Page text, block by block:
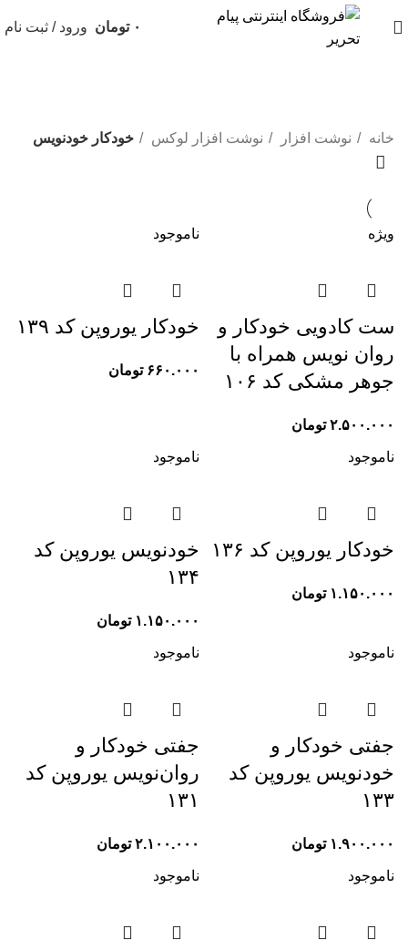
۰ تومان ورود / ثبت نام
خانه نوشت افزار نوشت افزار لوکس خودکار خودنویس
ویژه
ست کادویی خودکار و
روان‌ نویس همراه با
جوهر مشکی کد ۱۰۶
۲.۵۰۰.۰۰۰ تومان
ناموجود
خودکار یوروپن کد ۱۳۹
۶۶۰.۰۰۰ تومان
ناموجود
خودکار یوروپن کد ۱۳۶
۱.۱۵۰.۰۰۰ تومان
ناموجود
خودنویس یوروپن کد
۱۳۴
۱.۱۵۰.۰۰۰ تومان
ناموجود
جفتی خودکار و
خودنویس یوروپن کد
۱۳۳
۱.۹۰۰.۰۰۰ تومان
ناموجود
جفتی خودکار و
روان‌نویس یوروپن کد
۱۳۱
۲.۱۰۰.۰۰۰ تومان
ناموجود ناموجود